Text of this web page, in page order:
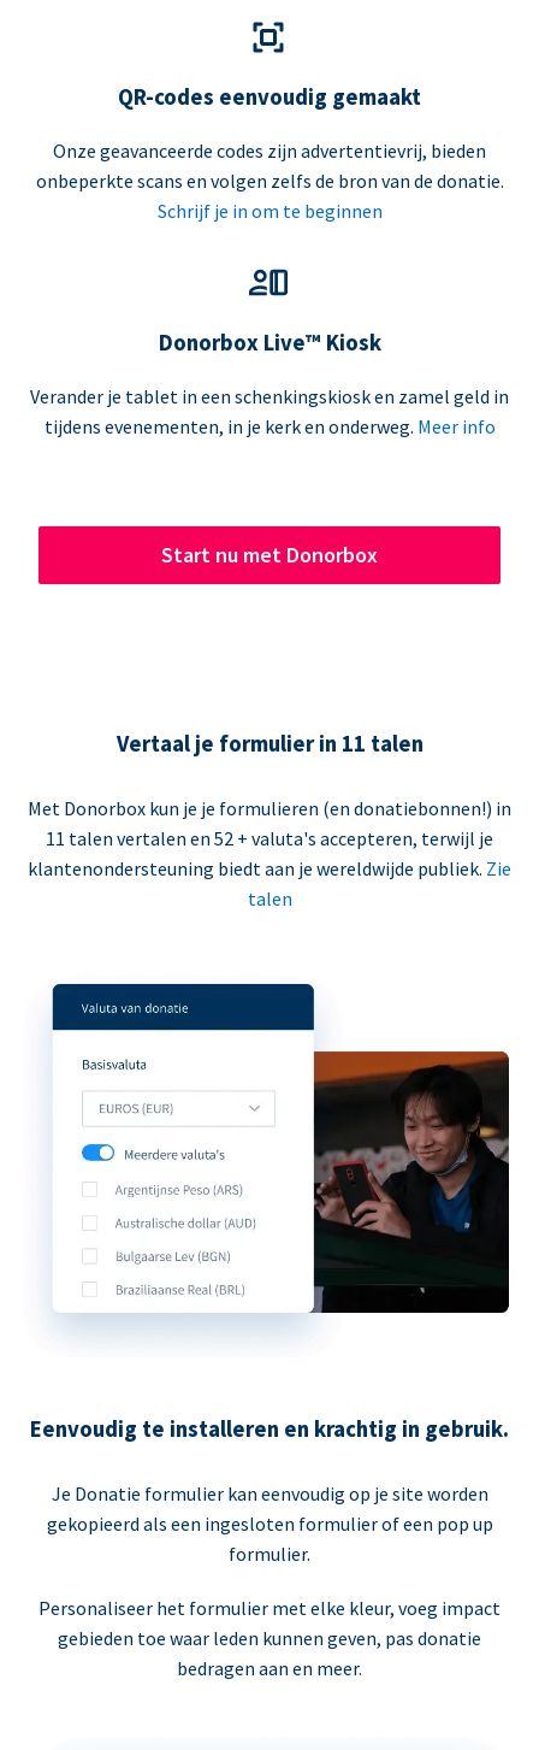
QR-codes eenvoudig gemaakt
Onze geavanceerde codes zijn advertentievrij, bieden
onbeperkte scans en volgen zelfs de bron van de donatie.
Schrijf je in om te beginnen
Donorbox Live™ Kiosk
Verander je tablet in een schenkingskiosk en zamel geld in
tijdens evenementen, in je kerk en onderweg. Meer info
Start nu met Donorbox
Vertaal je formulier in 11 talen
Met Donorbox kun je je formulieren (en donatiebonnen!) in
11 talen vertalen en 52 + valuta's accepteren, terwijl je
klantenondersteuning biedt aan je wereldwijde publiek. Zie
talen
Eenvoudig te installeren en krachtig in gebruik.
Je Donatie formulier kan eenvoudig op je site worden
gekopieerd als een ingesloten formulier of een pop up
formulier.
Personaliseer het formulier met elke kleur, voeg impact
gebieden toe waar leden kunnen geven, pas donatie
bedragen aan en meer.